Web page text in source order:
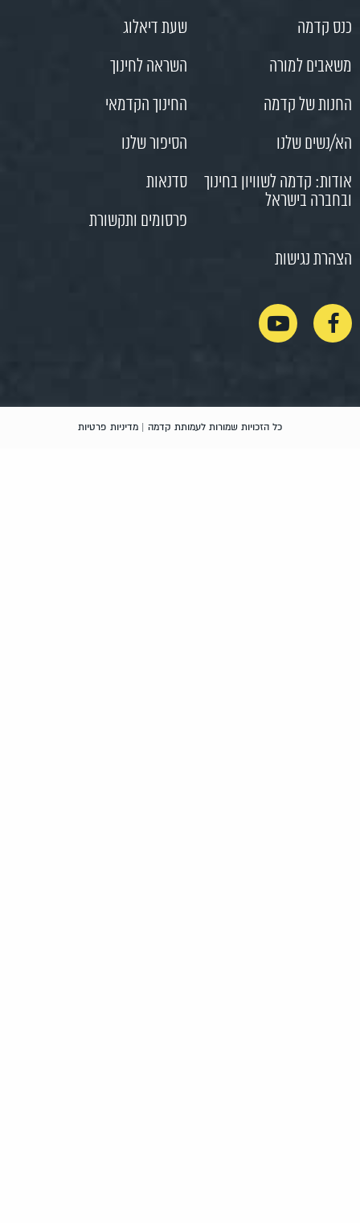
שעת דיאלוג
השראה לחינוך
החינוך הקדמאי
הסיפור שלנו
סדנאות
מדיניות פרטיות